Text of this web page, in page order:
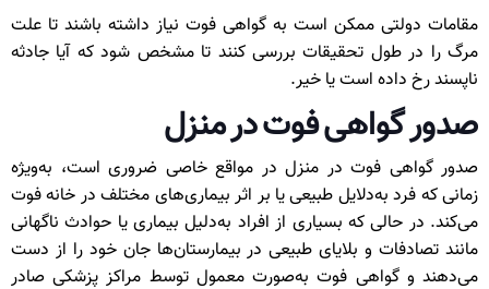
مقامات دولتی ممکن است به گواهی فوت نیاز داشته باشند تا علت
مرگ را در طول تحقیقات بررسی کنند تا مشخص شود که آیا جادثه
ناپسند رخ داده است یا خیر.
صدور گواهی فوت در منزل
صدور گواهی فوت در منزل در مواقع خاصی ضروری است، به‌ویژه
زمانی که فرد به‌دلایل طبیعی یا بر اثر بیماری‌های مختلف در خانه فوت
می‌کند. در حالی که بسیاری از افراد به‌دلیل بیماری یا حوادث ناگهانی
مانند تصادفات و بلایای طبیعی در بیمارستان‌ها جان خود را از دست
می‌دهند و گواهی فوت به‌صورت معمول توسط مراکز پزشکی صادر